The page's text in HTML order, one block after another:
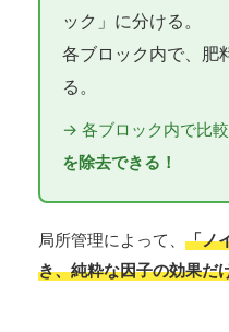
ック」に分ける。
各ブロック内で、肥
る。
→ 各ブロック内で比較
を除去できる！
局所管理によって、 「ノ
き、純粋な因子の効果だ